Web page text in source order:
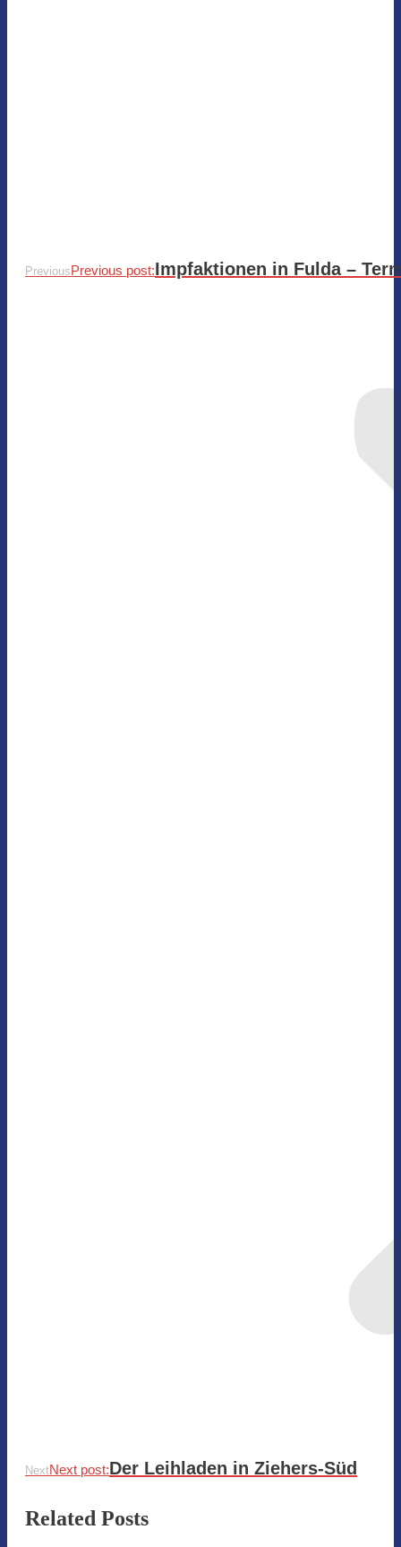
PreviousPrevious post:Impfaktionen in Fulda –
NextNext post:Der Leihladen in Ziehers-Süd
Related Posts